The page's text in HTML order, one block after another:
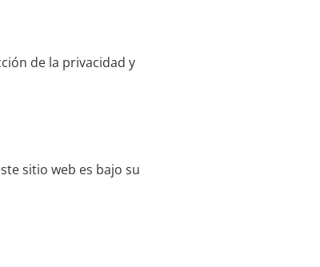
de la privacidad y
sitio web es bajo su